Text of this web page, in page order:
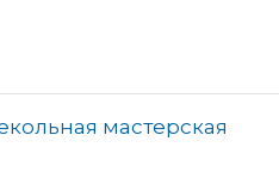
мастерская